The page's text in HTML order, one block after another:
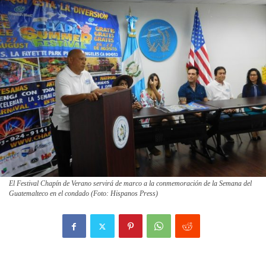
El Festival Chapín de Verano servirá de marco a la conmemoración de la Semana del
Guatemalteco en el condado (Foto: Hispanos Press)